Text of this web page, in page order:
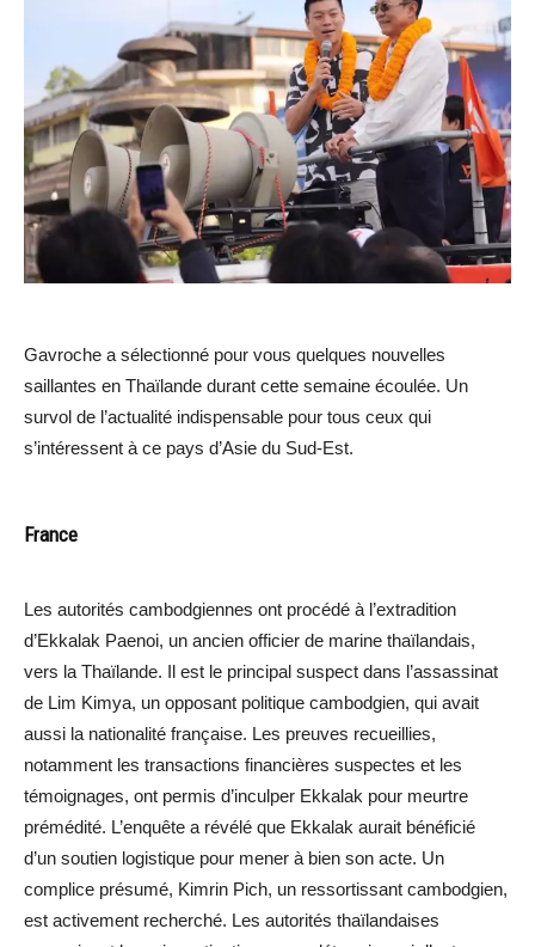
Gavroche a sélectionné pour vous quelques nouvelles
saillantes en Thaïlande durant cette semaine écoulée. Un
survol de l’actualité indispensable pour tous ceux qui
s’intéressent à ce pays d’Asie du Sud-Est.
France
Les autorités cambodgiennes ont procédé à l’extradition
d’Ekkalak Paenoi, un ancien officier de marine thaïlandais,
vers la Thaïlande. Il est le principal suspect dans l’assassinat
de Lim Kimya, un opposant politique cambodgien, qui avait
aussi la nationalité française. Les preuves recueillies,
notamment les transactions financières suspectes et les
témoignages, ont permis d’inculper Ekkalak pour meurtre
prémédité. L’enquête a révélé que Ekkalak aurait bénéficié
d’un soutien logistique pour mener à bien son acte. Un
complice présumé, Kimrin Pich, un ressortissant cambodgien,
est activement recherché. Les autorités thaïlandaises